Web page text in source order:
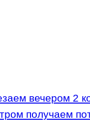
вечером 2
получаем